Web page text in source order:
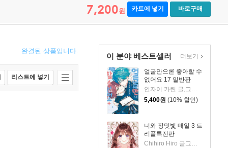
7,200원 카트에 넣기 바로구매
이 분야 베스트셀러
얼굴만으론 좋아할 수
없어요 17 일반판
안자이 카린 글,그림/이소연 역
5,400원 (10% 할인)
너와 장밋빛 매일 3 트
리플특전판
Chihiro Hiro 글그림/이소연 역
더보기
완결된 상품입니다.
리스트에 넣기